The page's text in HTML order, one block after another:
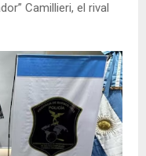
Camillieri, el rival